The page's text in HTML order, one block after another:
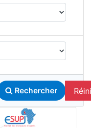
Rechercher